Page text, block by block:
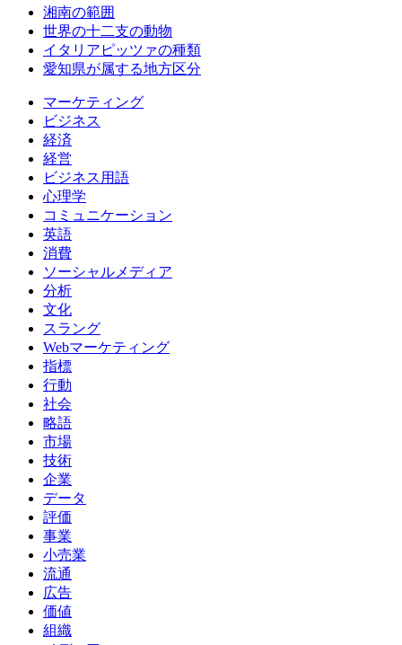
湘南の範囲
世界の十二支の動物
イタリアピッツァの種類
愛知県が属する地方区分
マーケティング
ビジネス
経済
経営
ビジネス用語
心理学
コミュニケーション
英語
消費
ソーシャルメディア
分析
文化
スラング
Webマーケティング
指標
行動
社会
略語
市場
技術
企業
データ
評価
事業
小売業
流通
広告
価値
組織